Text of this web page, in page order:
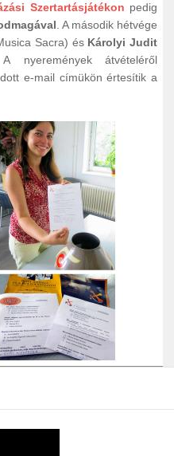
Szertartásjátékon pedig
. A második hétvége
Sacra) és Károlyi Judit
nyeremények átvételéről
e-mail címükön értesítik a